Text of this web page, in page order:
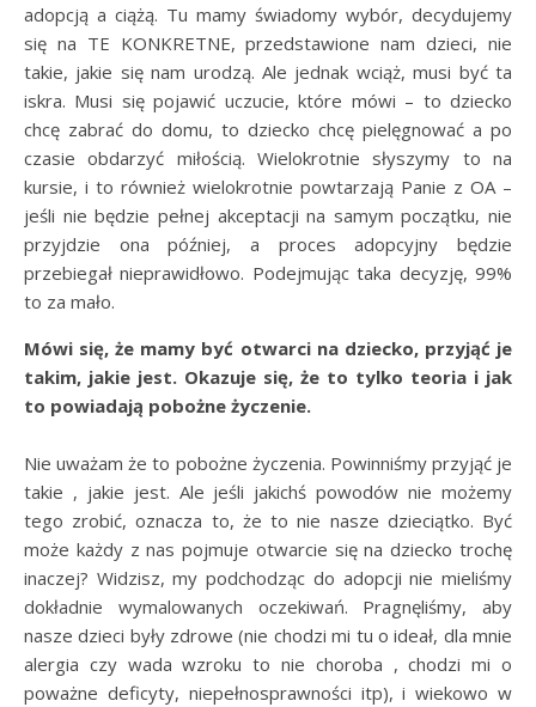
adopcją a ciążą. Tu mamy świadomy wybór, decydujemy
się na TE KONKRETNE, przedstawione nam dzieci, nie
takie, jakie się nam urodzą. Ale jednak wciąż, musi być ta
iskra. Musi się pojawić uczucie, które mówi – to dziecko
chcę zabrać do domu, to dziecko chcę pielęgnować a po
czasie obdarzyć miłością. Wielokrotnie słyszymy to na
kursie, i to również wielokrotnie powtarzają Panie z OA –
jeśli nie będzie pełnej akceptacji na samym początku, nie
przyjdzie ona później, a proces adopcyjny będzie
przebiegał nieprawidłowo. Podejmując taka decyzję, 99%
to za mało.
Mówi się, że mamy być otwarci na dziecko, przyjąć je
takim, jakie jest. Okazuje się, że to tylko teoria i jak
to powiadają pobożne życzenie.
Nie uważam że to pobożne życzenia. Powinniśmy przyjąć je
takie , jakie jest. Ale jeśli jakichś powodów nie możemy
tego zrobić, oznacza to, że to nie nasze dzieciątko. Być
może każdy z nas pojmuje otwarcie się na dziecko trochę
inaczej? Widzisz, my podchodząc do adopcji nie mieliśmy
dokładnie wymalowanych oczekiwań. Pragnęliśmy, aby
nasze dzieci były zdrowe (nie chodzi mi tu o ideał, dla mnie
alergia czy wada wzroku to nie choroba , chodzi mi o
poważne deficyty, niepełnosprawności itp), i wiekowo w